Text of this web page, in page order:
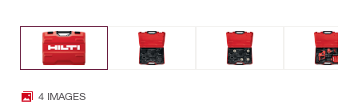
4 IMAGES